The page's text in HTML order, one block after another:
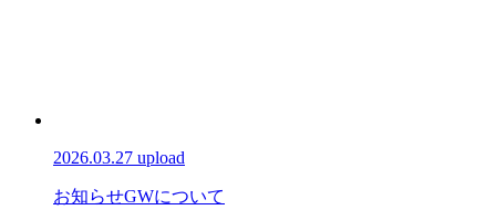
2026.03.27 upload
お知らせGWについて